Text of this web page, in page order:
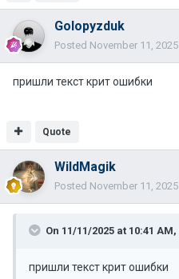
Golopyzduk
Posted November 11, 2025
пришли текст крит ошибки
Quote
WildMagik
Posted November 11, 2025
On 11/11/2025 at 10:41 AM,
пришли текст крит ошибки